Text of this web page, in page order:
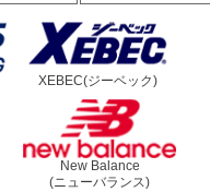
XEBEC(ジーベック)
New Balance
(ニューバランス)